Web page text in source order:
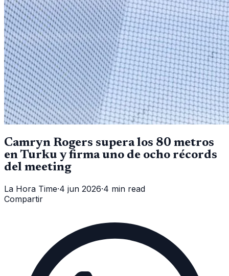
Camryn Rogers supera los 80 metros
en Turku y firma uno de ocho récords
del meeting
La Hora Time·4 jun 2026·4 min read
Compartir